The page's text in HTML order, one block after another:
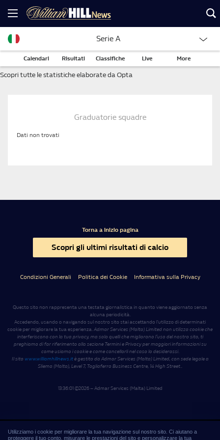
Serie A
Calendari Risultati Classifiche Live More
Scopri tutte le statistiche elaborate da Opta
Graduatorie squadre
Dati non trovati
Torna a inizio pagina
Scopri gli ultimi risultati di calcio
Condizioni Generali Politica dei Cookie Informativa sulla Privacy
Questo sito non rappresenta una testata giornalistica in quanto viene aggiornato senza
alcuna periodicità.
Accedendo, usando o navigando sul nostro sito stai accettando l’utilizzo di determinati
cookie per migliorare la tua esperienza.Admar Services (Malta) Limited non utilizza cookie che
interferiscono con la tua privacy, ma solo quelli che migliorano l’uso del nostro sito, ti
preghiamo di far riferimento alla sezione Termini e Privacy per maggiori informazioni su
come usiamo i cookie e come cancellarli nel caso lo desiderassi.
Il sito www.williamhillnews.itè gestito da Admar Services (Malta) Limited, con sede legale a
Sliema (Malta), Level 7, Tagliaferro Business Centre, 14 High Street..
13:36:01 ©2026 – Admar Services (Malta) Limited
Utilizziamo i cookie per migliorare la tua navigazione sul nostro sito. Ci aiutano a
proteggere il tuo conto, misurare le prestazioni del sito e personalizzare la tua